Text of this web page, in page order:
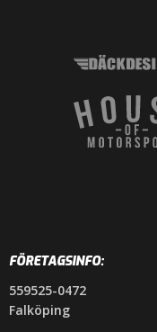
FÖRETAGSINFO:
559525-0472
Falköping